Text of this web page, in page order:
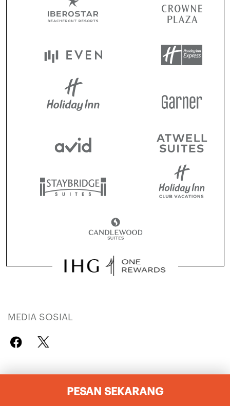
PESAN SEKARANG
MEDIA SOSIAL